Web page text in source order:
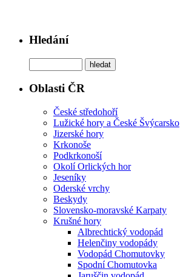
Hledání
Oblasti ČR
České středohoří
Lužické hory a České Švýcarsko
Jizerské hory
Krkonoše
Podkrkonoší
Okolí Orlických hor
Jeseníky
Oderské vrchy
Beskydy
Slovensko-moravské Karpaty
Krušné hory
Albrechtický vodopád
Helenčiny vodopády
Vodopád Chomutovky
Spodní Chomutovka